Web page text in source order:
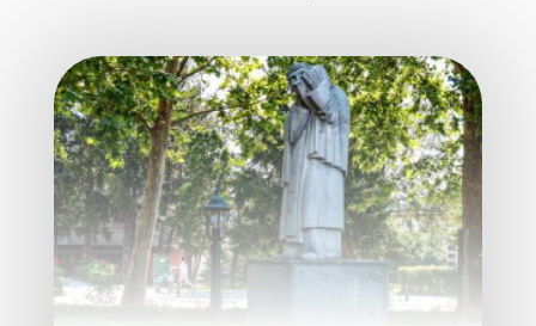
40
Културно историјске знаменитости
50